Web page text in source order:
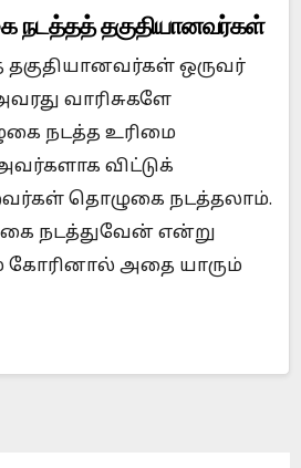
தகுதியானவர்கள்
ஒருவர்
வாரிசுகளே
நடத்த உரிமை
விட்டுக்
தொழுகை நடத்தலாம்.
நடத்துவேன் என்று
கோரினால் அதை யாரும்